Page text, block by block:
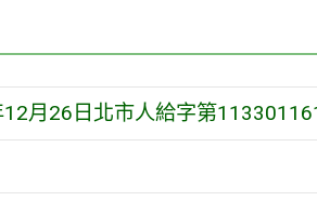
月26日北市人給字第